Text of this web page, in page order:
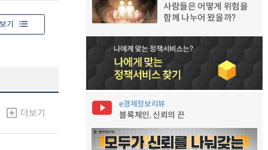
기
더보기
사람들은 어떻게 위험을
함께 나누어 왔을까?
e경제정보리뷰
블록체인, 신뢰의 끈